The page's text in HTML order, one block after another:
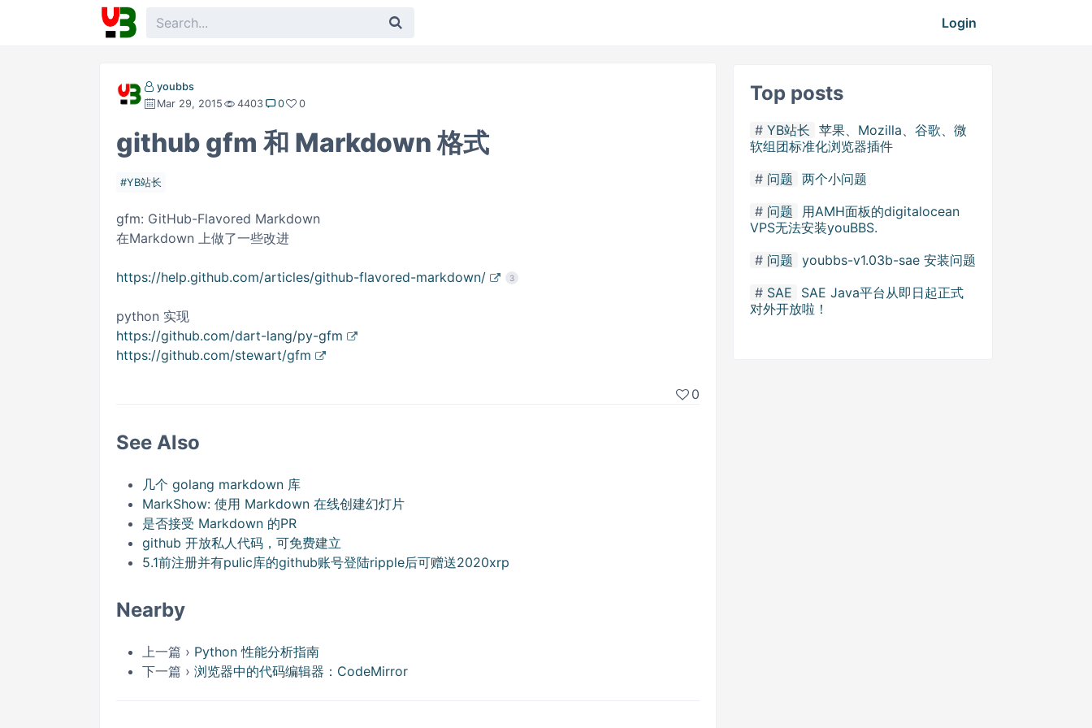
Login
youbbs
Mar 29, 2015
4403 0 0
github gfm 和 Markdown 格式
YB站长
gfm: GitHub-Flavored Markdown
在Markdown 上做了一些改进
https://help.github.com/articles/github-flavored-markdown/ 3
python 实现
https://github.com/dart-lang/py-gfm
https://github.com/stewart/gfm
0
See Also
几个 golang markdown 库
MarkShow: 使用 Markdown 在线创建幻灯片
是否接受 Markdown 的PR
github 开放私人代码，可免费建立
5.1前注册并有pulic库的github账号登陆ripple后可赠送2020xrp
Nearby
上一篇 › Python 性能分析指南
下一篇 › 浏览器中的代码编辑器：CodeMirror
Top posts
YB站长 苹果、Mozilla、谷歌、微
软组团标准化浏览器插件
问题 两个小问题
问题
用AMH面板的digitalocean
VPS无法安装youBBS.
问题 youbbs-v1.03b-sae 安装问题
SAE
SAE Java平台从即日起正式
对外开放啦！